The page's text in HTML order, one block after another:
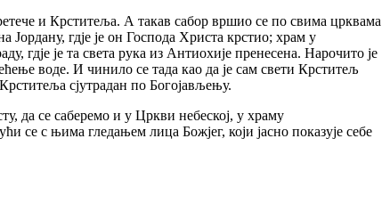
и Крститеља. А такав сабор вршио се по свима црквама
гдје је он Господа Христа крстио; храм у
гдје је та света рука из Антиохије пренесена. Нарочито је
воде. И чинило се тада као да је сам свети Крститељ
сјутрадан по Богојављењу.
да се саберемо и у Цркви небеској, у храму
ce c њима гледањем лица Божјег, који јасно показује себе